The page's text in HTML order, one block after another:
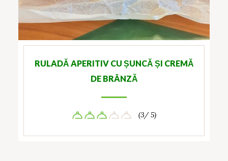
RULADĂ APERITIV CU ȘUNCĂ ȘI CREMĂ
DE BRÂNZĂ
(3/ 5)